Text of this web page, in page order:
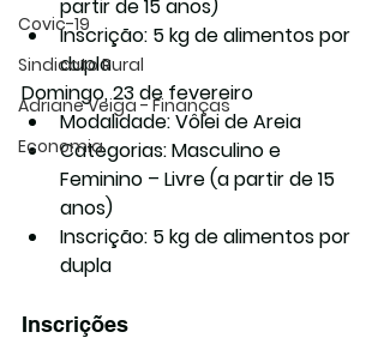
Covic-19
Sindicato Rural
Adriane Veiga - Finanças
Economia
partir de 15 anos)
Inscrição: 5 kg de alimentos por
dupla
Domingo, 23 de fevereiro
Modalidade: Vôlei de Areia
Categorias: Masculino e
Feminino – Livre (a partir de 15
anos)
Inscrição: 5 kg de alimentos por
dupla
Inscrições